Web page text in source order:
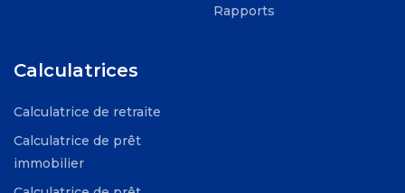
Rapports
Calculatrices
Calculatrice de retraite
Calculatrice de prêt
immobilier